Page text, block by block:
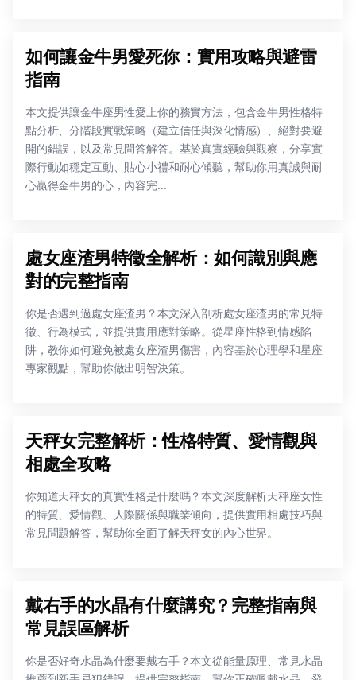
如何讓金牛男愛死你：實用攻略與避雷
指南
本文提供讓金牛座男性愛上你的務實方法，包含金牛男性格特
點分析、分階段實戰策略（建立信任與深化情感）、絕對要避
開的錯誤，以及常見問答解答。基於真實經驗與觀察，分享實
際行動如穩定互動、貼心小禮和耐心傾聽，幫助你用真誠與耐
心贏得金牛男的心，內容完...
處女座渣男特徵全解析：如何識別與應
對的完整指南
你是否遇到過處女座渣男？本文深入剖析處女座渣男的常見特
徵、行為模式，並提供實用應對策略。從星座性格到情感陷
阱，教你如何避免被處女座渣男傷害，內容基於心理學和星座
專家觀點，幫助你做出明智決策。
天秤女完整解析：性格特質、愛情觀與
相處全攻略
你知道天秤女的真實性格是什麼嗎？本文深度解析天秤座女性
的特質、愛情觀、人際關係與職業傾向，提供實用相處技巧與
常見問題解答，幫助你全面了解天秤女的內心世界。
戴右手的水晶有什麼講究？完整指南與
常見誤區解析
你是否好奇水晶為什麼要戴右手？本文從能量原理、常見水晶